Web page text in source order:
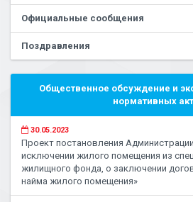
Официальные сообщения
Поздравления
Общественное обсуждение и
нормативных
30.05.2023
Проект постановления
исключении жилого помещения из
жилищного фонда, о заключении
найма жилого помещения»